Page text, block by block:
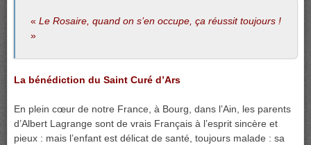
«Le Rosaire, quand on s’en occupe, ça réussit toujours !
»
La bénédiction du Saint Curé d’Ars
En plein cœur de notre France, à Bourg, dans l’Ain, les parents
d’Albert Lagrange sont de vrais Français à l’esprit sincère et
pieux : mais l’enfant est délicat de santé, toujours malade : sa